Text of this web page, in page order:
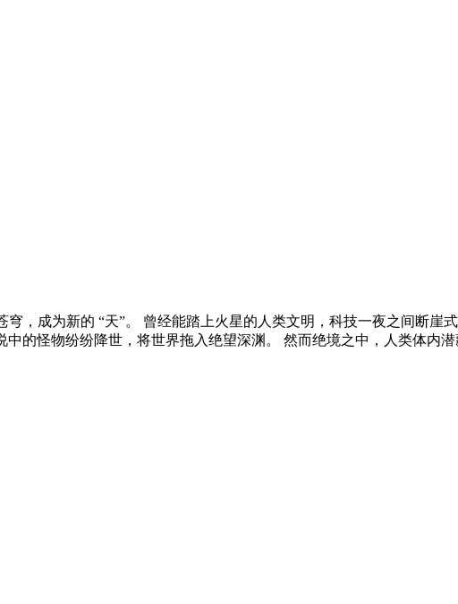
穹，成为新的 “天”。 曾经能踏上火星的人类文明，科技一夜之间断崖
的怪物纷纷降世，将世界拖入绝望深渊。 然而绝境之中，人类体内